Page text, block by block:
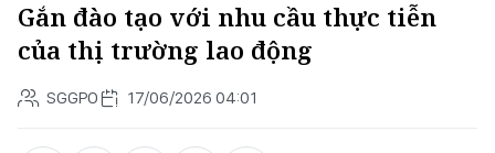
Gắn đào tạo với nhu cầu thực tiễn
của thị trường lao động
SGGPO 17/06/2026 04:01